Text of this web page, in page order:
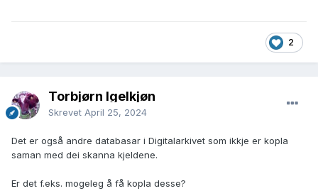
2
Torbjørn Igelkjøn
Skrevet April 25, 2024
Det er også andre databasar i Digitalarkivet som ikkje er kopla
saman med dei skanna kjeldene.
Er det f.eks. mogeleg å få kopla desse?